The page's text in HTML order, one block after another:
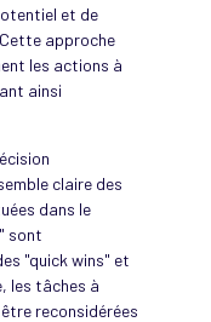
et de
approche
les actions à
ainsi
claire des
dans le
sont
"quick wins" et
les tâches à
reconsidérées